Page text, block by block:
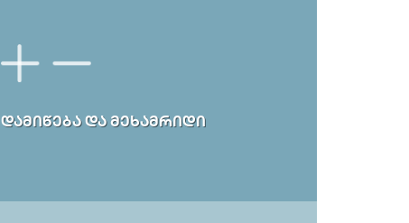
ᲓᲐᲛᲘᲬᲔᲑᲐ ᲓᲐ ᲛᲔᲮᲐᲛᲠᲘᲓᲘ